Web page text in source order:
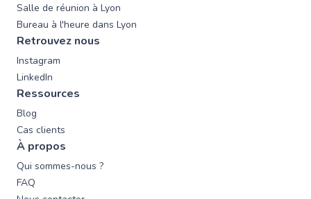
Salle de réunion à Lyon
Bureau à l'heure dans Lyon
Retrouvez nous
Instagram
LinkedIn
Ressources
Blog
Cas clients
À propos
Qui sommes-nous ?
FAQ